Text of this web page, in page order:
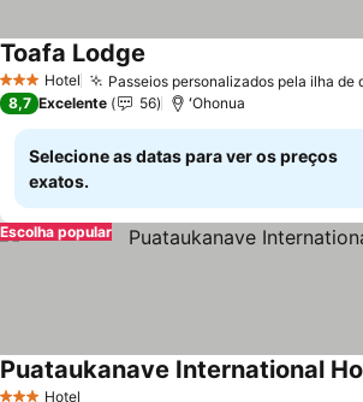
3 EstrelasHotel Passeios personalizados pela ilha de
Toafa Lodge
8,7 Excelente 56 ʻOhonua
Selecione as datas para ver os preços
exatos.
Escolha popular
Hotel
Puataukanave International